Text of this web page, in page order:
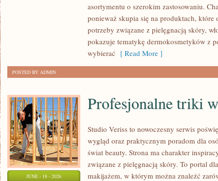
asortymentu o szerokim zastosowaniu.
ponieważ skupia się na produktach, które
potrzeby związane z pielęgnacją skóry,
pokazuje tematykę dermokosmetyków z
wybierać [ Read More ]
POSTED BY ADMIN
JUNE - 18 - 2026
Profesjonalne triki
Studio Veriss to nowoczesny serwis
wygląd oraz praktycznym poradom dla
świat beauty. Strona ma charakter
związane z pielęgnacją skóry. To portal
makijażem, w którym można znaleźć